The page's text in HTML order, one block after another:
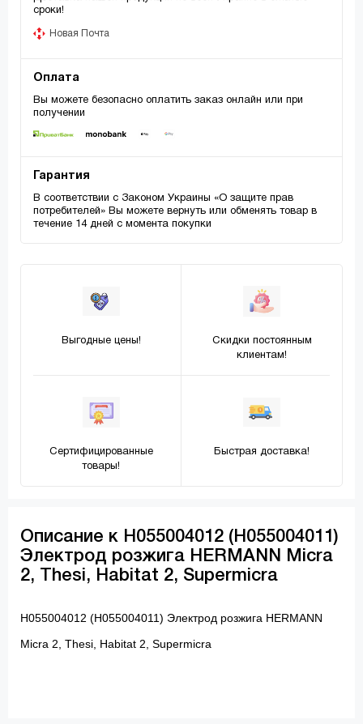
сроки!
Новая Почта
Оплата
Вы можете безопасно оплатить заказ онлайн или при
получении
Гарантия
В соответствии с Законом Украины «О защите прав
потребителей» Вы можете вернуть или обменять товар в
течение 14 дней с момента покупки
Выгодные цены!
Скидки постоянным
клиентам!
Сертифицированные
товары!
Быстрая доставка!
Описание к H055004012 (H055004011)
Электрод розжига HERMANN Micra
2, Thesi, Habitat 2, Supermicra
H055004012 (H055004011) Электрод розжига HERMANN
Micra 2, Thesi, Habitat 2, Supermicra